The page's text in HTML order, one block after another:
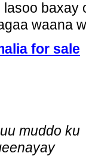
baxay
waana
for sale
muddo ku